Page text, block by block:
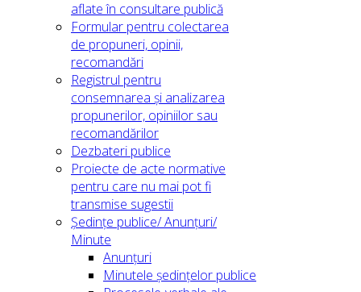
aflate în consultare publică
Formular pentru colectarea
de propuneri, opinii,
recomandări
Registrul pentru
consemnarea și analizarea
propunerilor, opiniilor sau
recomandărilor
Dezbateri publice
Proiecte de acte normative
pentru care nu mai pot fi
transmise sugestii
Ședințe publice/ Anunțuri/
Minute
Anunțuri
Minutele ședințelor publice